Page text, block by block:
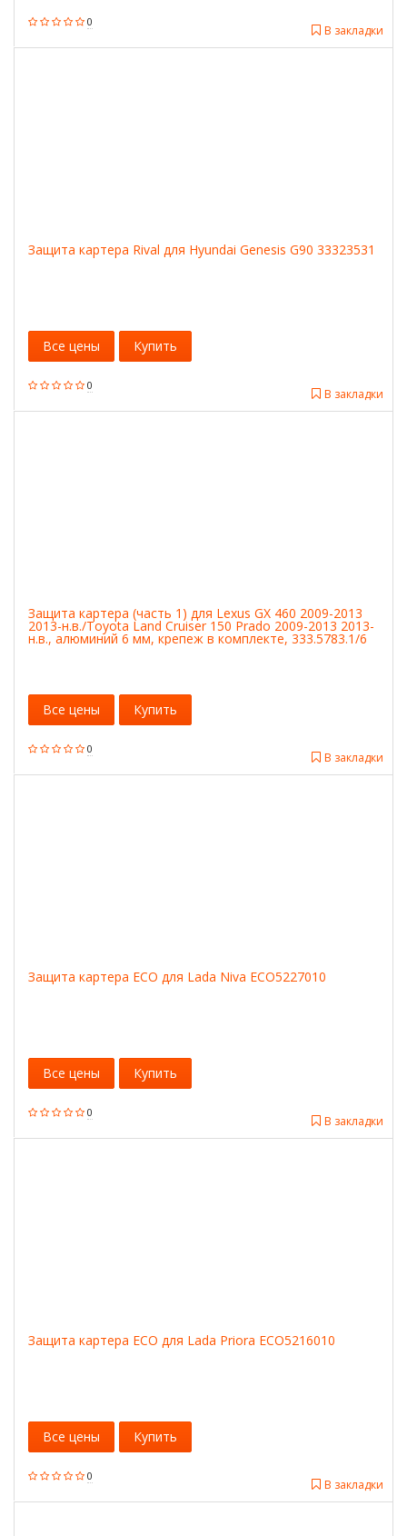
0
В закладки
Защита картера Rival для Hyundai Genesis G90 33323531
0
В закладки
Все цены Купить
Защита картера (часть 1) для Lexus GX 460 2009-2013
2013-н.в./Toyota Land Cruiser 150 Prado 2009-2013 2013-
н.в., алюминий 6 мм, крепеж в комплекте, 333.5783.1/6
333578316
0
В закладки
Все цены Купить
Защита картера ECO для Lada Niva ECO5227010
0
В закладки
Все цены Купить
Защита картера ECO для Lada Priora ECO5216010
0
В закладки
Все цены Купить